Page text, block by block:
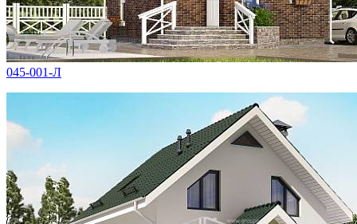
045-001-Л